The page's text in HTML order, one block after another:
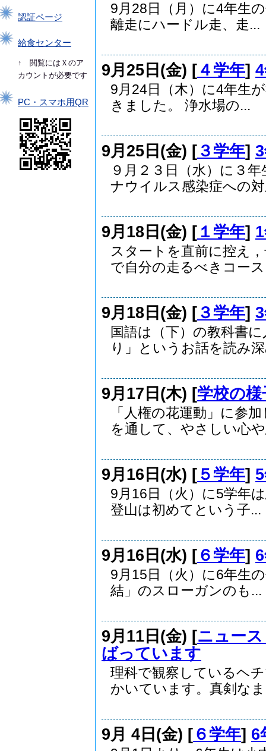
認証ページ
給食センター
↑ 閲覧にはＸのア
カウントが必要です
PC・スマホ用QR
9月28日（月）に4年生
離走にハードル走、走...
9月25日(金) [４学年]
9月24日（木）に4年生
きました。 浄水場の...
9月25日(金) [３学年]
９月２３日（水）に３
ナウイルス感染症への
9月18日(金) [ １学年]
スタートを直前に控え
で自分の走るべきコー
9月18日(金) [３学年]
国語は（下）の教科書
り」というお話を読み
9月17日(木) [学校の様
「人権の花運動」に参
を通して、やさしい心
9月16日(水) [５学年]
9月16日（火）に5学年
登山は初めてという子...
9月16日(水) [６学年]
9月15日（火）に6年生
結」のスローガンのも...
9月11日(金) [ニュー
ばっています
理科で観察しているヘ
かいています。真剣な
9月 4日(金) [６学年] 6